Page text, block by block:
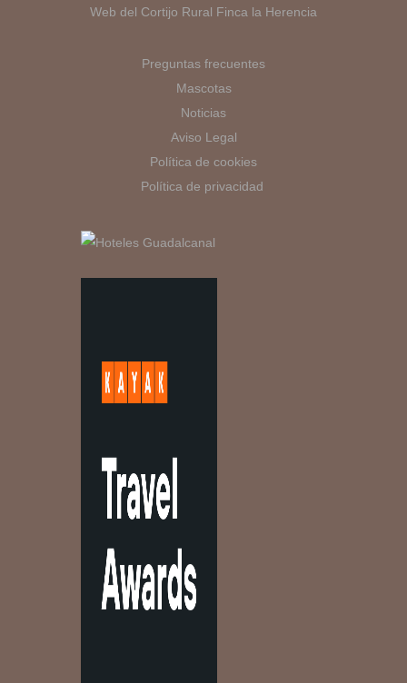
Web del Cortijo Rural Finca la Herencia
Preguntas frecuentes
Mascotas
Noticias
Aviso Legal
Política de cookies
Política de privacidad